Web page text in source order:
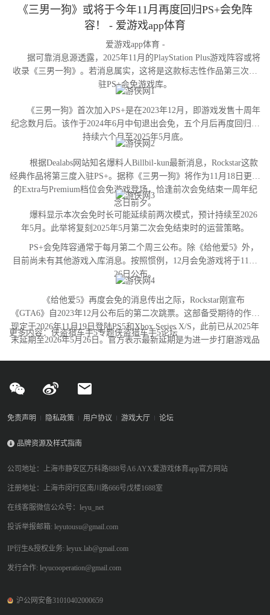
《三男一狗》或将于今年11月再度回归PS+会免阵
容！ - 爱游戏app体育
爱游戏app体育 -
据可靠消息源透露，2025年11月的PlayStation Plus游戏阵容或将
收录《三男一狗》。若消息属实，这将是这款标志性作品第三次进
驻PS+会免游戏库。
《三男一狗》首次加入PS+是在2023年12月，即游戏发售十周年
纪念数月后。该作于2024年6月中旬退出会免，五个月后再度回归并
持续六个月至2025年5月底。
根据Dealabs网站知名爆料人Billbil-kun最新消息，Rockstar这款
经典作品将第三度入驻PS+。据称《三男一狗》将作为11月18日更新
的Extra与Premium档位会免游戏登场，恰逢前次会免结束一周年纪
念日前夕。
爆料显示本次会免时长可能延续前两次模式，预计持续至2026
年5月。此举将复刻2025年5月第二次会免结束时的运营策略。
PS+会免阵容通常于每月第二个周三公布。除《给他爱5》外，
目前尚未有其他游戏入库消息。按照惯例，12月会免游戏将于11月
26日公布。
《给他爱5》再度会免的消息传出之际，Rockstar刚宣布
《GTA6》自2023年12月公布后的第二次跳票。这部备受期待的作品
现定于2026年11月19日登陆PS5和Xbox Series X/S，此前已从2025年
末延期至2026年5月26日。官方表示最新延期是为进一步打磨游戏品
更多内容：侠盗猎车手5专题侠盗猎车手5论坛
免责声明 隐私政策 用户协议 游戏大厅 论坛
品牌资源及样式指南
公司地址：上海市静安区万科路888号A6 AYX爱游戏体育app官方网站
注册地址：上海市闵行区南川路666号戊楼1688室
在线客服微信公众号：leyu_net
投诉举报邮箱: leyutousu@gmail.com
IP衍生&授权业务: leyux.lab@gmail.com
发行合作: leyucooperation@gmail.com
沪公网安备31010402000659